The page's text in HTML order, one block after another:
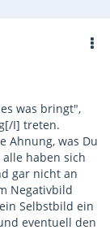
was bringt",
I] treten.
Ahnung, was Du
haben sich
gar nicht an
Negativbild
Selbstbild ein
eventuell den